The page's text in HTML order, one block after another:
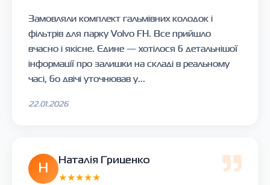
Замовляли комплект гальмівних колодок і
фільтрів для парку Volvo FH. Все прийшло
вчасно і якісне. Єдине — хотілося б детальнішої
інформації про залишки на складі в реальному
часі, бо двічі уточнював у...
22.01.2026
Н
Наталія Гриценко
★★★★★